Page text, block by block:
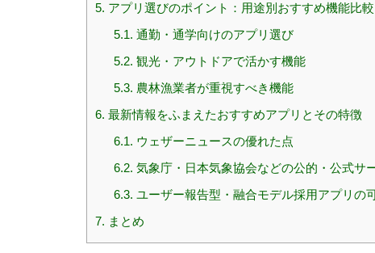
5. アプリ選びのポイント：用途別おすすめ機能比較
5.1. 通勤・通学向けのアプリ選び
5.2. 観光・アウトドアで活かす機能
5.3. 農林漁業者が重視すべき機能
6. 最新情報をふまえたおすすめアプリとその特徴
6.1. ウェザーニュースの優れた点
6.2. 気象庁・日本気象協会などの公的・公式サ
6.3. ユーザー報告型・融合モデル採用アプリの
7. まとめ